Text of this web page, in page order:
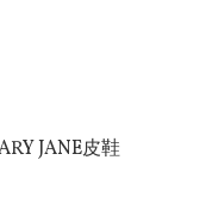
JANE皮鞋